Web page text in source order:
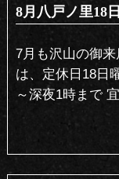
8月八戸ノ里18
7月も沢山の御
は、定休日18日
～深夜1時まで